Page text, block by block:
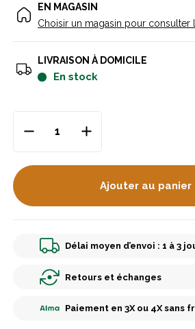
EN MAGASIN
Choisir un magasin pour consulter
LIVRAISON À DOMICILE
en stock
Ajouter au panier
Délai moyen d’envoi : 1 à 3
Retours et échanges
Paiement en 3X ou 4X sans